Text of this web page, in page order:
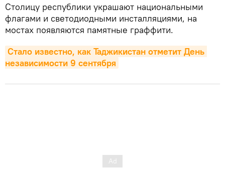
Столицу республики украшают национальными
флагами и светодиодными инсталляциями, на
мостах появляются памятные граффити.
Стало известно, как Таджикистан отметит День
независимости 9 сентября